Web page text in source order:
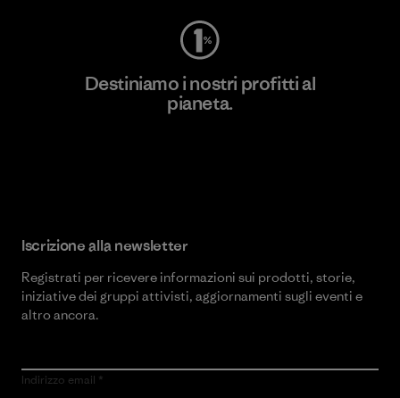
Destiniamo i nostri profitti al
pianeta.
Iscrizione alla newsletter
Registrati per ricevere informazioni sui prodotti, storie,
iniziative dei gruppi attivisti, aggiornamenti sugli eventi e
altro ancora.
Indirizzo email